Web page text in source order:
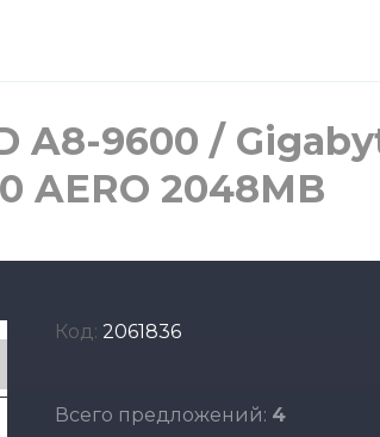
A8-9600 /
AERO 2048MB
Код: 2061836
Всего предложений: 4